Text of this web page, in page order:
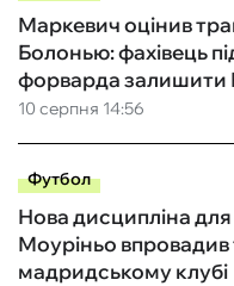
10 серпня 14:56
Маркевич оцінив
Болонью: фахівець
форварда залишити
Футбол
Нова дисципліна для
Моуріньо
мадридському клубі